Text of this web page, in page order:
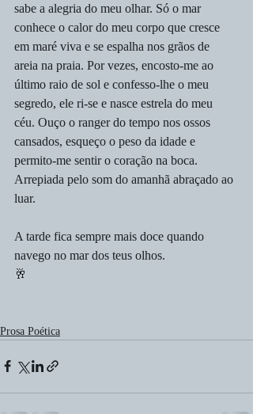
sabe a alegria do meu olhar. Só o mar
conhece o calor do meu corpo que cresce
em maré viva e se espalha nos grãos de
areia na praia. Por vezes, encosto-me ao
último raio de sol e confesso-lhe o meu
segredo, ele ri-se e nasce estrela do meu
céu. Ouço o ranger do tempo nos ossos
cansados, esqueço o peso da idade e
permito-me sentir o coração na boca.
Arrepiada pelo som do amanhã abraçado ao
luar.
A tarde fica sempre mais doce quando
navego no mar dos teus olhos.
🥂
Prosa Poética